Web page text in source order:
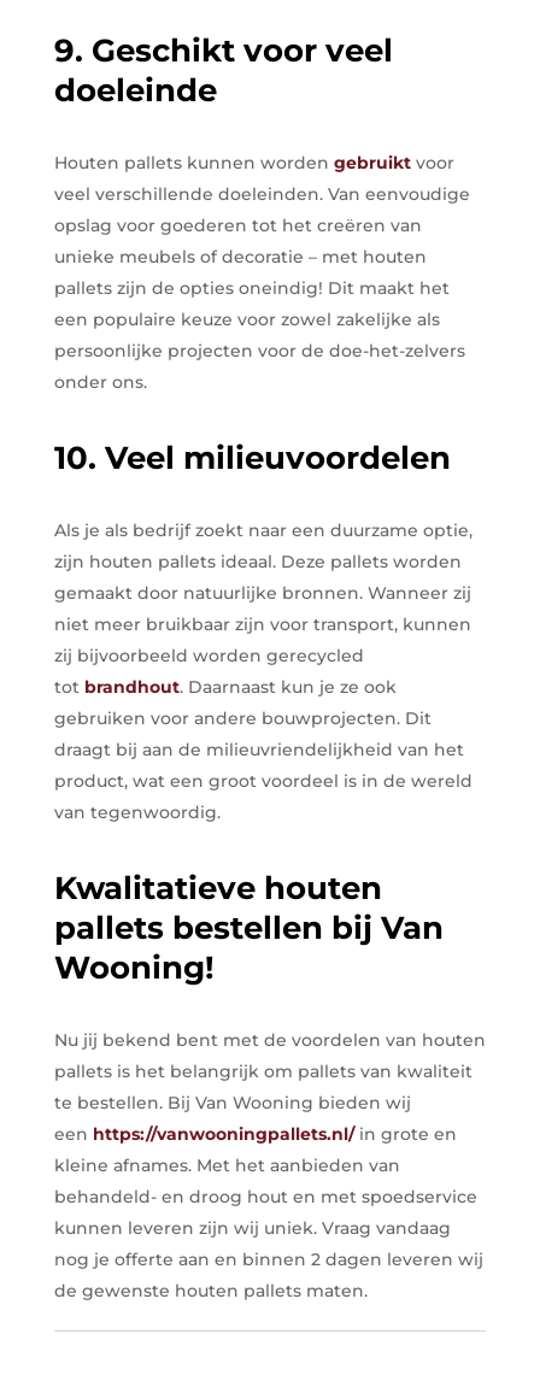
9. Geschikt voor veel
doeleinde
Houten pallets kunnen worden gebruiktvoor
veel verschillende doeleinden. Van eenvoudige
opslag voor goederen tot het creëren van
unieke meubels of decoratie – met houten
pallets zijn de opties oneindig! Dit maakt het
een populaire keuze voor zowel zakelijke als
persoonlijke projecten voor de doe-het-zelvers
onder ons.
10. Veel milieuvoordelen
Als je als bedrijf zoekt naar een duurzame optie,
zijn houten pallets ideaal. Deze pallets worden
gemaakt door natuurlijke bronnen. Wanneer zij
niet meer bruikbaar zijn voor transport, kunnen
zij bijvoorbeeld worden gerecycled
tot brandhout. Daarnaast kun je ze ook
gebruiken voor andere bouwprojecten. Dit
draagt bij aan de milieuvriendelijkheid van het
product, wat een groot voordeel is in de wereld
van tegenwoordig.
Kwalitatieve houten
pallets bestellen bij Van
Wooning!
Nu jij bekend bent met de voordelen van houten
pallets is het belangrijk om pallets van kwaliteit
te bestellen. Bij Van Wooning bieden wij
een https://vanwooningpallets.nl/in grote en
kleine afnames. Met het aanbieden van
behandeld- en droog hout en met spoedservice
kunnen leveren zijn wij uniek. Vraag vandaag
nog je offerte aan en binnen 2 dagen leveren wij
de gewenste houten pallets maten.